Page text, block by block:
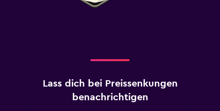
Lass dich bei Preissenkungen
benachrichtigen